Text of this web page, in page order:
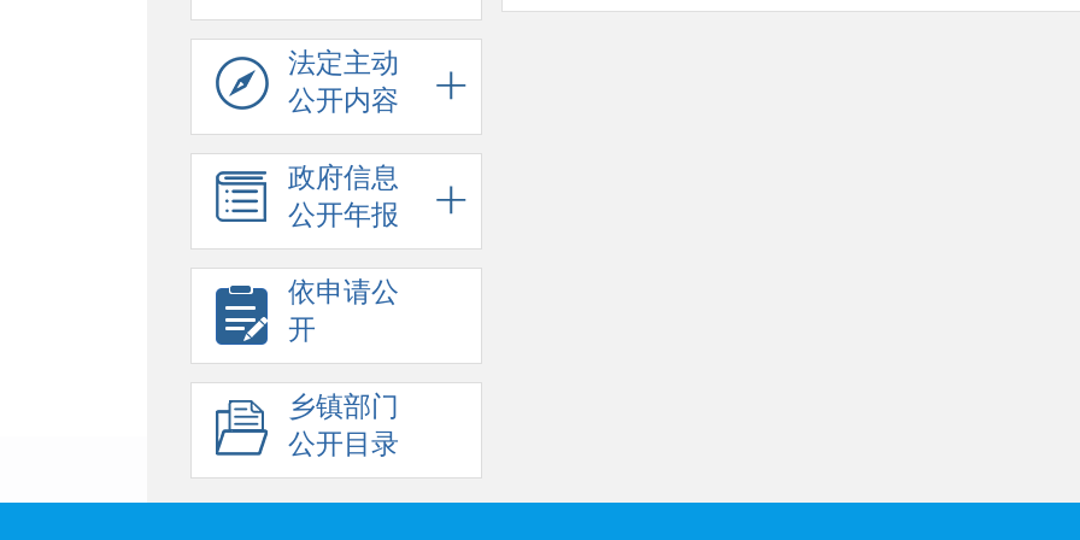
法定主动
公开内容
政府信息
公开年报
依申请公
开
乡镇部门
公开目录